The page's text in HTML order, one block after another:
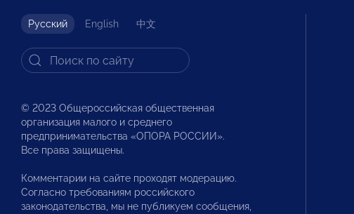
Русский English 中文
© 2023 Общероссийская общественная
организация малого и среднего
предпринимательства «ОПОРА РОССИИ».
Все права защищены.
Комментарии на сайте проходят модерацию.
Согласно требованиям российского
законодательства, мы не публикуем сообщения,